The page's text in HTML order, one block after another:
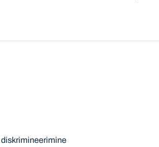
diskrimineerimine